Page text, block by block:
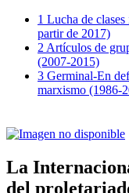
1 Lucha de
partir de 2017)
2 Artículos de
(2007-2015)
3 Germinal-En
marxismo (1986-
La
del